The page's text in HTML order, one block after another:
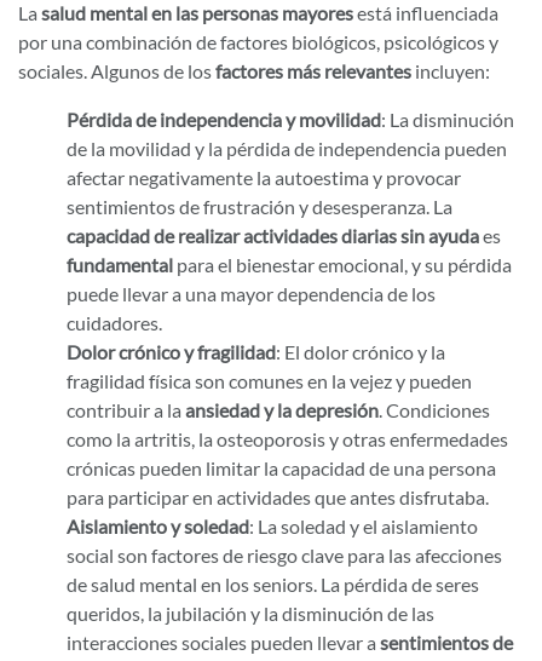
La salud mental en las personas mayoresestá influenciada
por una combinación de factores biológicos, psicológicos y
sociales. Algunos de losfactores más relevantes incluyen:
Pérdida de independencia y movilidad: La disminución
de la movilidad y la pérdida de independencia pueden
afectar negativamente la autoestima y provocar
sentimientos de frustración y desesperanza. La
capacidad de realizar actividades diarias sin ayudaes
fundamental para el bienestar emocional, y su pérdida
puede llevar a una mayor dependencia de los
cuidadores.
Dolor crónico y fragilidad: El dolor crónico y la
fragilidad física son comunes en la vejez y pueden
contribuir a la ansiedad y la depresión. Condiciones
como la artritis, la osteoporosis y otras enfermedades
crónicas pueden limitar la capacidad de una persona
para participar en actividades que antes disfrutaba.
Aislamiento y soledad: La soledad y el aislamiento
social son factores de riesgo clave para las afecciones
de salud mental en los seniors. La pérdida de seres
queridos, la jubilación y la disminución de las
interacciones sociales pueden llevar a sentimientos de